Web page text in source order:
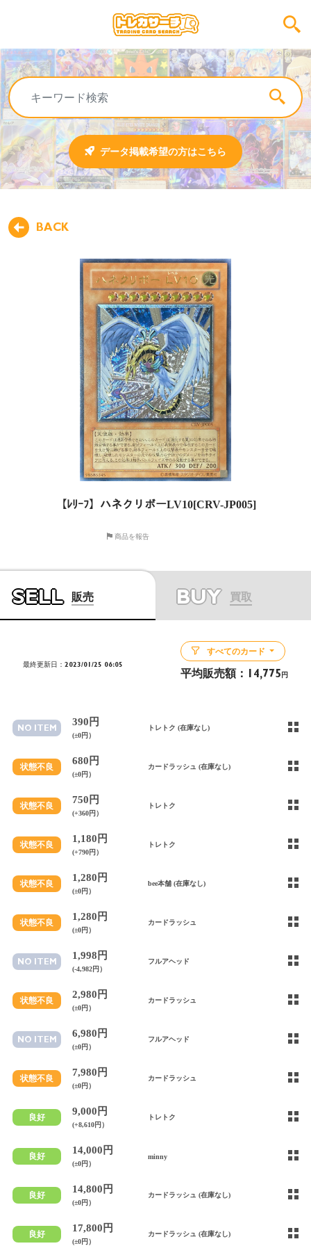
データ掲載希望の方はこちら
BACK
【ﾚﾘｰﾌ】ハネクリボーLV10[CRV-JP005]
商品を報告
SELL 販売 BUY 買取
最終更新日：2023/01/25 06:05
すべてのカード
平均販売額： 14,775 円
NO ITEM
390円
(±0円）
トレトク (在庫なし)
状態不良
680円
(±0円）
カードラッシュ (在庫なし)
状態不良
750円
(+360円）
トレトク
状態不良
1,180円
(+790円）
トレトク
状態不良
1,280円
(±0円）
bee本舗 (在庫なし)
状態不良
1,280円
(±0円）
カードラッシュ
NO ITEM
1,998円
(-4,982円）
フルアヘッド
状態不良
2,980円
(±0円）
カードラッシュ
NO ITEM
6,980円
(±0円）
フルアヘッド
状態不良
7,980円
(±0円）
カードラッシュ
良好
9,000円
(+8,610円）
トレトク
良好
14,000円
(±0円）
minny
良好
14,800円
(±0円）
カードラッシュ (在庫なし)
良好
17,800円
(±0円）
カードラッシュ (在庫なし)